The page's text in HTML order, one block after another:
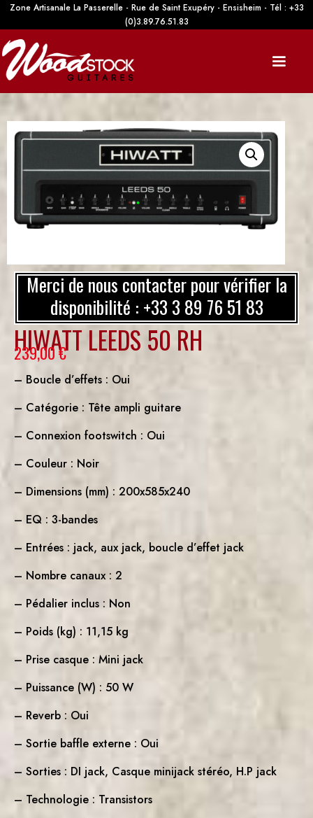
Zone Artisanale La Passerelle - Rue de Saint Exupéry - Ensisheim - Tél : +33
(0)3.89.76.51.83
Merci de nous contacter pour vérifier la
disponibilité : +33 3 89 76 51 83
HIWATT LEEDS 50 RH
239,00€
– Boucle d’effets : Oui
– Catégorie : Tête ampli guitare
– Connexion footswitch : Oui
– Couleur : Noir
– Dimensions (mm) : 200x585x240
– EQ : 3-bandes
– Entrées : jack, aux jack, boucle d’effet jack
– Nombre canaux : 2
– Pédalier inclus : Non
– Poids (kg) : 11,15 kg
– Prise casque : Mini jack
– Puissance (W) : 50 W
– Reverb : Oui
– Sortie baffle externe : Oui
– Sorties : DI jack, Casque minijack stéréo, H.P jack
– Technologie : Transistors